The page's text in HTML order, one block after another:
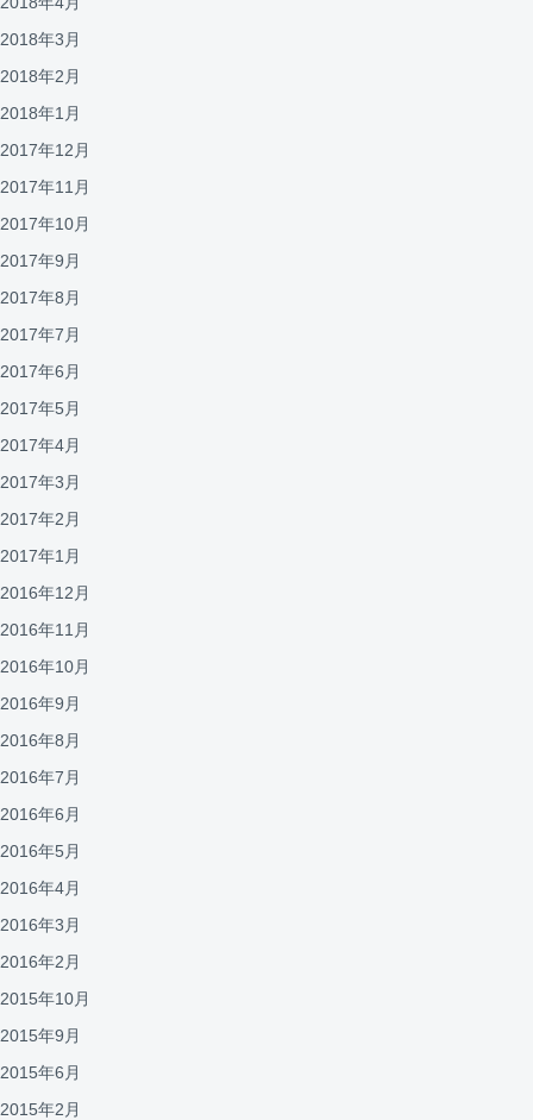
2018年3月
2018年2月
2018年1月
2017年12月
2017年11月
2017年10月
2017年9月
2017年8月
2017年7月
2017年6月
2017年5月
2017年4月
2017年3月
2017年2月
2017年1月
2016年12月
2016年11月
2016年10月
2016年9月
2016年8月
2016年7月
2016年6月
2016年5月
2016年4月
2016年3月
2016年2月
2015年10月
2015年9月
2015年6月
2015年2月